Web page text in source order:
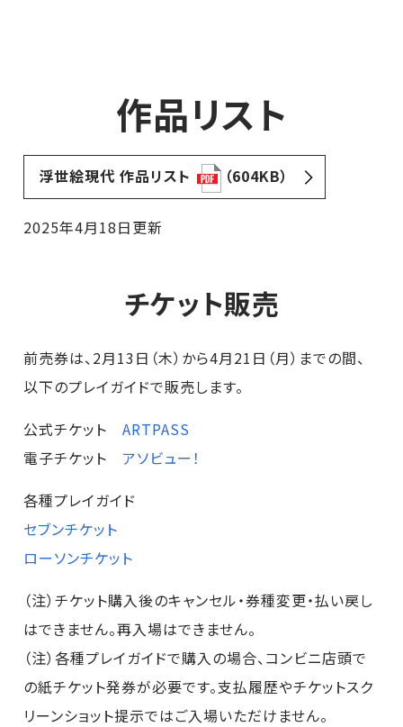
作品リスト
浮世絵現代 作品リスト （604KB）
2025年4月18日更新
チケット販売
前売券は、2月13日（木）から4月21日（月）までの間、
以下のプレイガイドで販売します。
公式チケット ARTPASS
電子チケット アソビュー！
各種プレイガイド
セブンチケット
ローソンチケット
（注）チケット購入後のキャンセル・券種変更・払い戻し
はできません。再入場はできません。
（注）各種プレイガイドで購入の場合、コンビニ店頭で
の紙チケット発券が必要です。支払履歴やチケットスク
リーンショット提示ではご入場いただけません。